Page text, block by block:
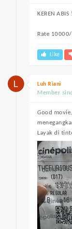
KEREN ABIS !
Rate
Like
Luh Riani
Member
Good
Layak di